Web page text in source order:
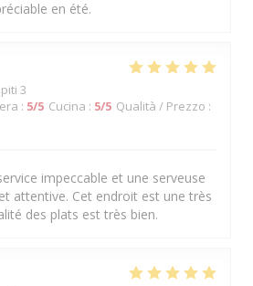
en été.
3
: 5/5 Cucina : 5/5 Qualità / Prezzo :
impeccable et une serveuse
attentive. Cet endroit est une très
des plats est très bien.